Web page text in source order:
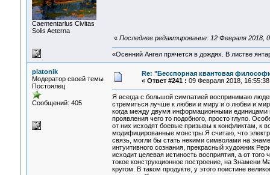
Сaementarius Civitas
Solis Aeterna
« Последнее редактирование: 12 Февраля 2018,
«Осенний Ангел прячется в дождях. В листве
platonik
Модератор своей темы
Постоялец
Сообщений: 405
Re: "Бесспорная квантовая
« Ответ #241 : 09 Февраля 2018,
Я всегда с большой симпатией воспринимаю
стремиться лучше к любви и миру и о любви и
когда между двумя информационными единицами
проявления чего то подобного, просто глупо.
от них исходят боевые призывы к конфликтам, к
модифицированные монстры.Я считаю, что
связь, могли бы стать некими символами на
интуитивного сознания, прекрасный художник
исходит целевая истиность восприятия, а от
токое конструкционное построение, на Знамени
кругом. В таком продукте, у этого поистине